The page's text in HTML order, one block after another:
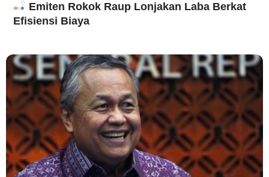
Emiten Rokok Raup Lonjakan Laba Berkat
Efisiensi Biaya